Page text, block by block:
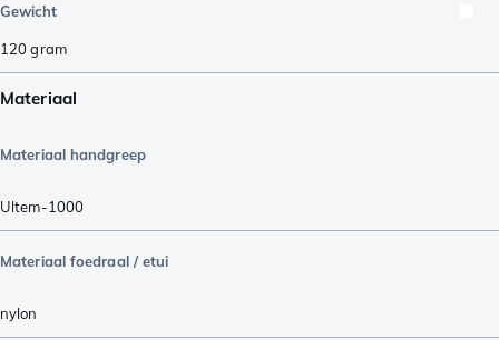
Gewicht
120gram
Materiaal
Materiaal handgreep
Ultem-1000
Materiaal foedraal / etui
nylon